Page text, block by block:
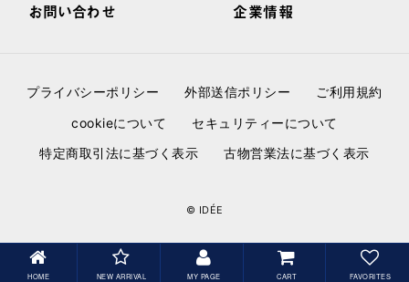
お問い合わせ 企業情報
プライバシーポリシー 外部送信ポリシー
ご利用規約
cookieについて
セキュリティーについて
特定商取引法に基づく表示
古物営業法に基づく表示
© IDÉE
HOME NEW ARRIVAL MY PAGE CART FAVORITES